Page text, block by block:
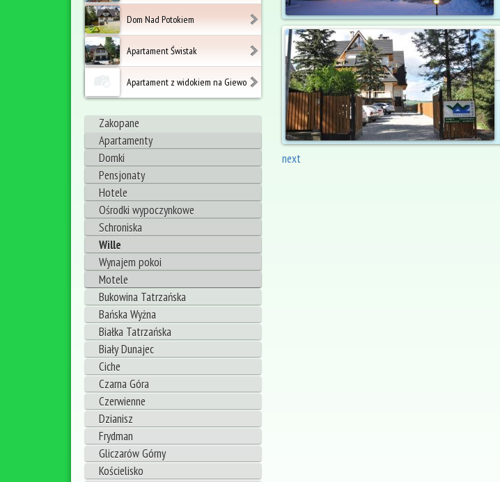
next
Dom Nad Potokiem
Apartament Świstak
Apartament z widokiem na Giewo
Zakopane
Apartamenty
Domki
Pensjonaty
Hotele
Ośrodki wypoczynkowe
Schroniska
Wille
Wynajem pokoi
Motele
Bukowina Tatrzańska
Bańska Wyżna
Białka Tatrzańska
Biały Dunajec
Ciche
Czarna Góra
Czerwienne
Dzianisz
Frydman
Gliczarów Górny
Kościelisko